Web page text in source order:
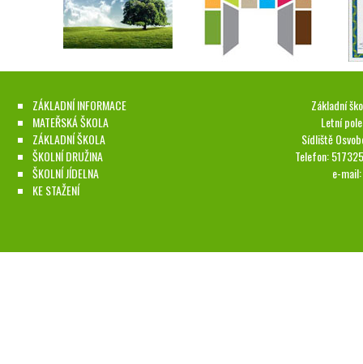
ZÁKLADNÍ INFORMACE
MATEŘSKÁ ŠKOLA
ZÁKLADNÍ ŠKOLA
ŠKOLNÍ DRUŽINA
ŠKOLNÍ JÍDELNA
KE STAŽENÍ
Základní
Letní
Sídliště
Telefon:
e-mail: